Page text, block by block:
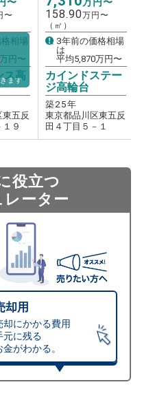
〜
相場
円〜
ス高
五反
９
158.90万円〜
（㎡）
3年前の価格相場
は
平均5,870万円〜
カインドステー
ジ高輪台
築25年
東京都品川区東五反
田４丁目５－１
ます
役立つ
ーター
却用
却にかかる費用
元に残る
金がわかる。
レーション
ュレーター